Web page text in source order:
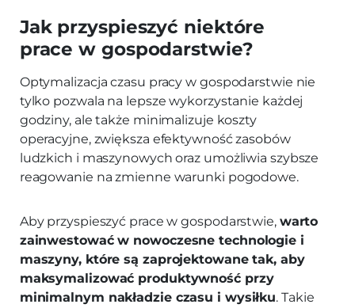
Jak przyspieszyć niektóre
prace w gospodarstwie?
Optymalizacja czasu pracy w gospodarstwie nie
tylko pozwala na lepsze wykorzystanie każdej
godziny, ale także minimalizuje koszty
operacyjne, zwiększa efektywność zasobów
ludzkich i maszynowych oraz umożliwia szybsze
reagowanie na zmienne warunki pogodowe.
Aby przyspieszyć prace w gospodarstwie, warto
zainwestować w nowoczesne technologie i
maszyny, które są zaprojektowane tak, aby
maksymalizować produktywność przy
minimalnym nakładzie czasu i wysiłku. Takie